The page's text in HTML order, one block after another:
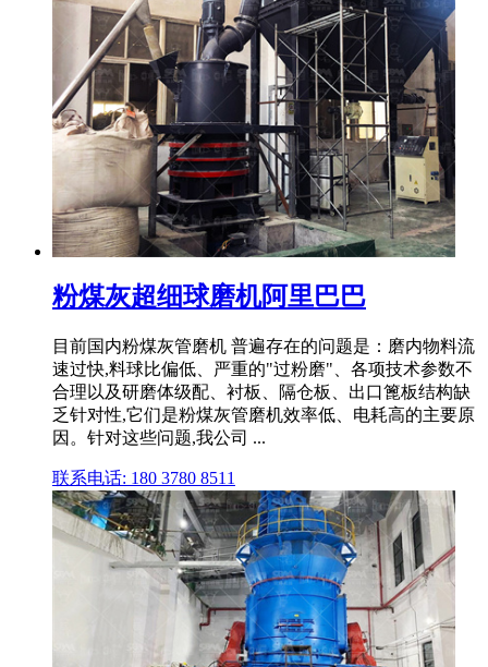
粉煤灰超细球磨机阿里巴巴
目前国内粉煤灰管磨机 普遍存在的问题是：磨内物料流
速过快,料球比偏低、严重的"过粉磨"、各项技术参数不
合理以及研磨体级配、衬板、隔仓板、出口篦板结构缺
乏针对性,它们是粉煤灰管磨机效率低、电耗高的主要原
因。针对这些问题,我公司 ...
联系电话: 180 3780 8511